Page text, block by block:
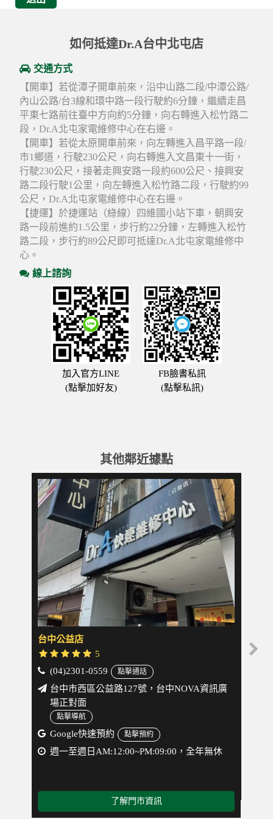
如何抵達Dr.A台中北屯店
交通方式
【開車】若從潭子開車前來，沿中山路二段/中潭公路/
內山公路/台3線和環中路一段行駛約6分鐘，繼續走昌
平東七路前往臺中方向約5分鐘，向右轉進入松竹路二
段，Dr.A北屯家電維修中心在右邊。
【開車】若從太原開車前來，向左轉進入昌平路一段/
市1鄉道，行駛230公尺，向右轉進入文昌東十一街，
行駛230公尺，接著走興安路一段約600公尺、接興安
路二段行駛1公里，向左轉進入松竹路二段，行駛約99
公尺，Dr.A北屯家電維修中心在右邊。
【捷運】於捷運站（綠線）四維國小站下車，朝興安
路一段前進約1.5公里，步行約22分鐘，左轉進入松竹
路二段，步行約89公尺即可抵達Dr.A北屯家電維修中
心。
線上諮詢
加入官方LINE
(點擊加好友)
FB臉書私訊
(點擊私訊)
其他鄰近據點
台中公益店
5
(04)2301-0559
點擊通話
台中市西區公益路127號，台中NOVA資訊廣
場正對面
點擊導航
Google快速預約 點擊預約
週一至週日AM:12:00~PM:09:00，全年無休
了解門市資訊